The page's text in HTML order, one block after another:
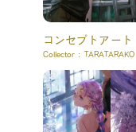
コンセプトアート
Collector : TARATARAKO